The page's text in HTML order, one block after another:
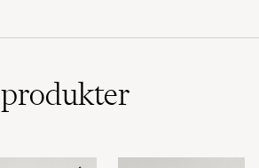
produkter